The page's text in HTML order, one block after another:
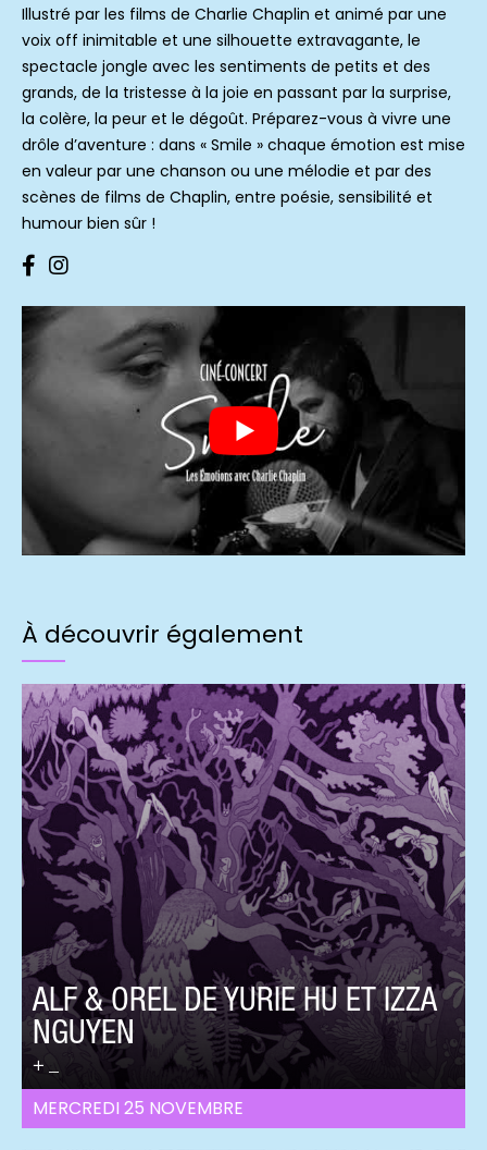
Illustré par les films de Charlie Chaplin et animé par une
voix off inimitable et une silhouette extravagante, le
spectacle jongle avec les sentiments de petits et des
grands, de la tristesse à la joie en passant par la surprise,
la colère, la peur et le dégoût. Préparez-vous à vivre une
drôle d’aventure : dans « Smile » chaque émotion est mise
en valeur par une chanson ou une mélodie et par des
scènes de films de Chaplin, entre poésie, sensibilité et
humour bien sûr !
À découvrir également
MERCREDI 25 NOVEMBRE
ALF & OREL DE YURIE HU ET IZZA
NGUYEN